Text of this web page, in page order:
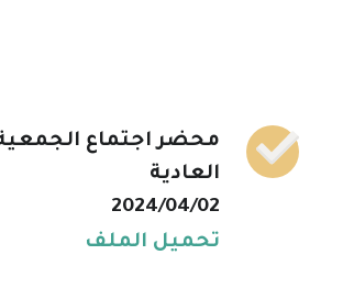
محضر اجتماع
العادية
2024/04/02
تحميل الملف